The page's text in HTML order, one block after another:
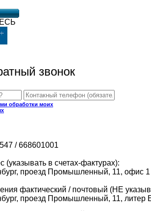
звонок
обработки моих
/ 668601001
(указывать в счетах-фактурах):
проезд Промышленный, 11, офис 1
фактический / почтовый (НЕ
проезд Промышленный, 11, литер